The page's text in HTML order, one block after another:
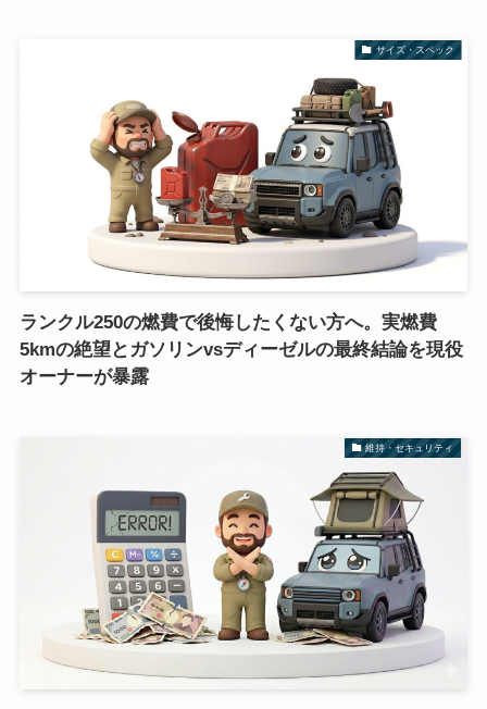
サイズ・スペック
ランクル250の燃費で後悔したくない方へ。実燃費
5kmの絶望とガソリンvsディーゼルの最終結論を現役
オーナーが暴露
維持・セキュリティ